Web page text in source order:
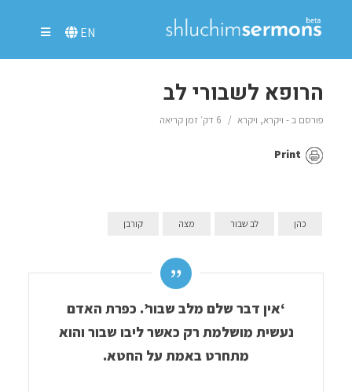
EN
הרופא לשבורי לב
פורסם ב - ויקרא, ויקרא 6 דק׳ זמן קריאה
Print
כהן לב שבור מצה קורבן
‘אין דבר שלם מלב שבור’. כפרת האדם
נעשית מושלמת רק כאשר ליבו שבור והוא
מתחרט באמת על החטא.